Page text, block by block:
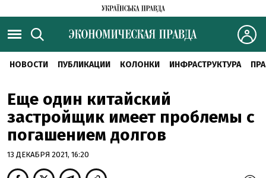
НОВОСТИ ПУБЛИКАЦИИ КОЛОНКИ ИНФРАСТРУКТУРА
Еще один китайский
застройщик имеет проблемы с
погашением долгов
13 ДЕКАБРЯ 2021, 16:20